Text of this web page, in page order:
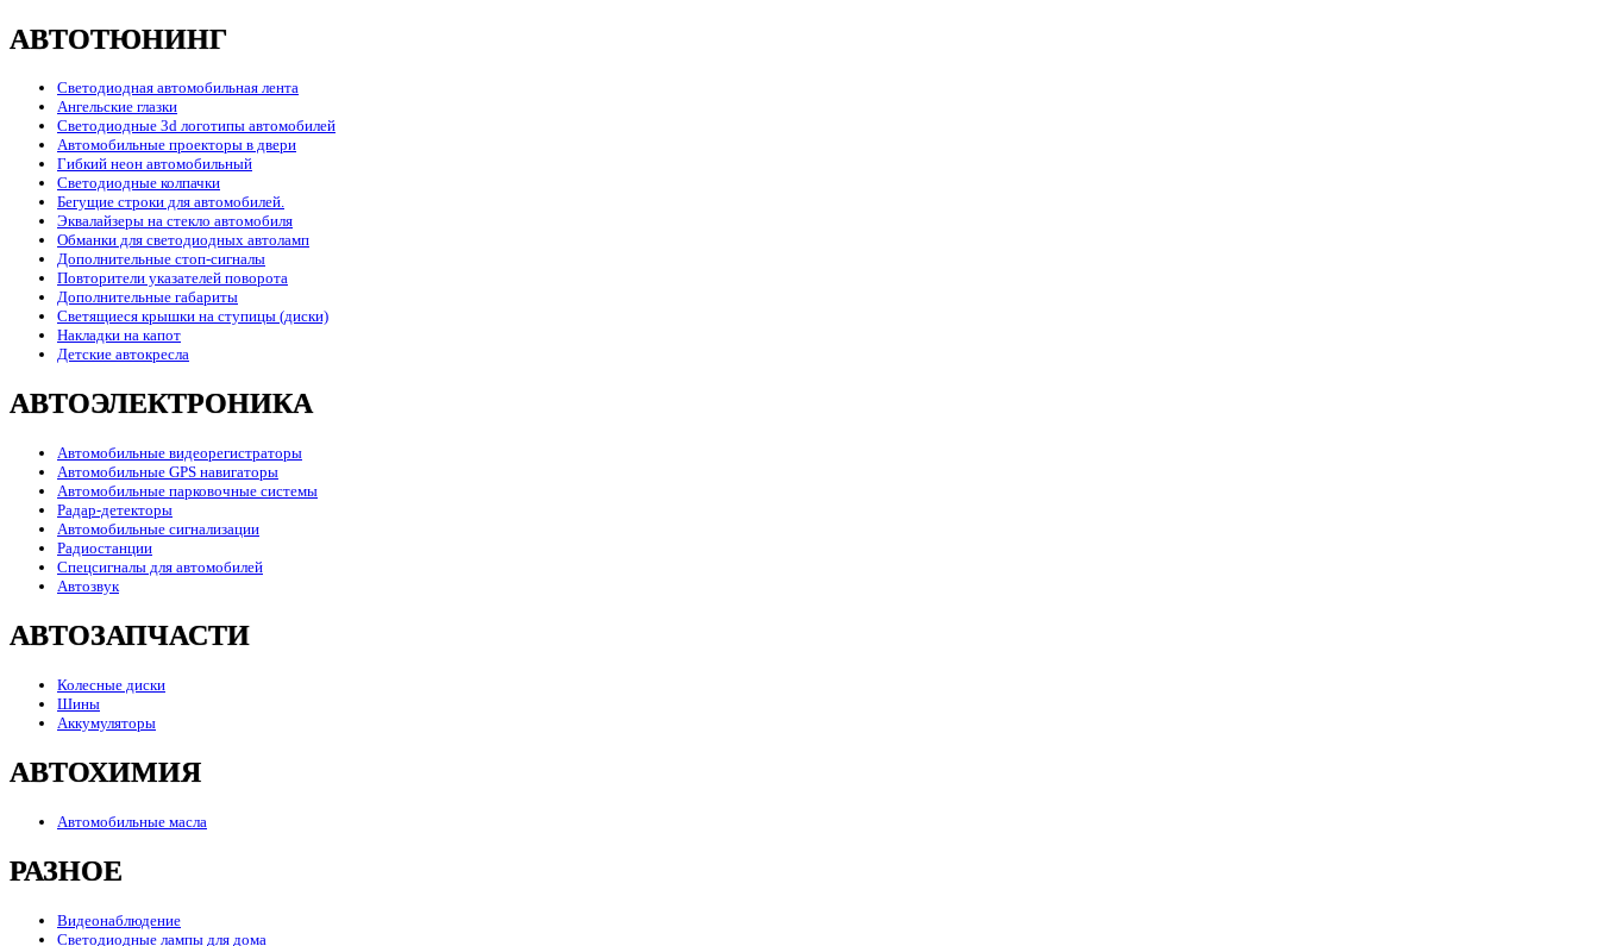
АВТОТЮНИНГ
Светодиодная автомобильная лента
Ангельские глазки
Светодиодные 3d логотипы автомобилей
Автомобильные проекторы в двери
Гибкий неон автомобильный
Светодиодные колпачки
Бегущие строки для автомобилей.
Эквалайзеры на стекло автомобиля
Обманки для светодиодных автоламп
Дополнительные стоп-сигналы
Повторители указателей поворота
Дополнительные габариты
Светящиеся крышки на ступицы (диски)
Накладки на капот
Детские автокресла
АВТОЭЛЕКТРОНИКА
Автомобильные видеорегистраторы
Автомобильные GPS навигаторы
Автомобильные парковочные системы
Радар-детекторы
Автомобильные сигнализации
Радиостанции
Спецсигналы для автомобилей
Автозвук
АВТОЗАПЧАСТИ
Колесные диски
Шины
Аккумуляторы
АВТОХИМИЯ
Автомобильные масла
РАЗНОЕ
Видеонаблюдение
Светодиодные лампы для дома